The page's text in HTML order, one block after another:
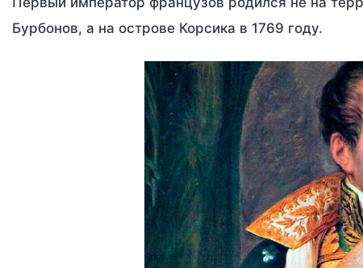
Бурбонов, а на острове Корсика в 1769 году.